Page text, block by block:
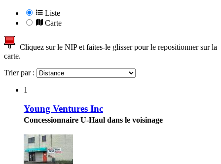
Liste
Carte
Cliquez sur le NIP et faites-le glisser pour le repositionner sur la
carte.
Trier par :
1
Young Ventures Inc
Concessionnaire U-Haul dans le voisinage